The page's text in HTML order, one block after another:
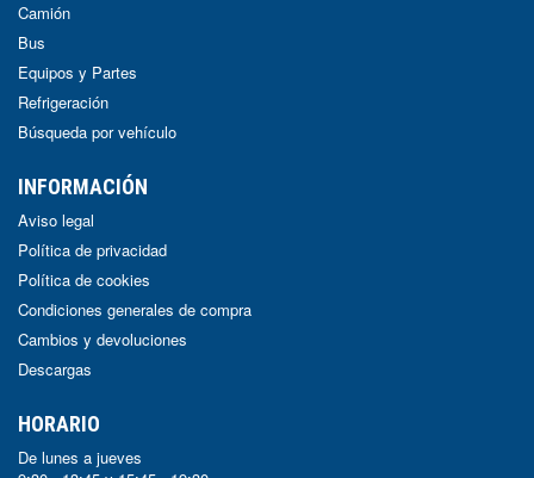
Camión
Bus
Equipos y Partes
Refrigeración
Búsqueda por vehículo
INFORMACIÓN
Aviso legal
Política de privacidad
Política de cookies
Condiciones generales de compra
Cambios y devoluciones
Descargas
HORARIO
De lunes a jueves